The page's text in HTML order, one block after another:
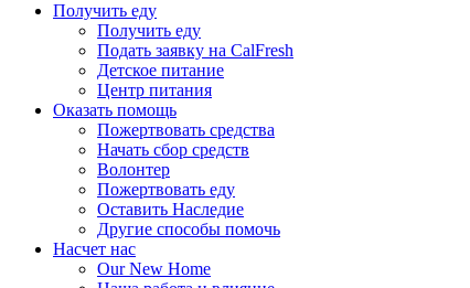
Получить еду
Получить еду
Подать заявку на CalFresh
Детское питание
Центр питания
Оказать помощь
Пожертвовать средства
Начать сбор средств
Волонтер
Пожертвовать еду
Оставить Наследие
Другие способы помочь
Насчет нас
Our New Home